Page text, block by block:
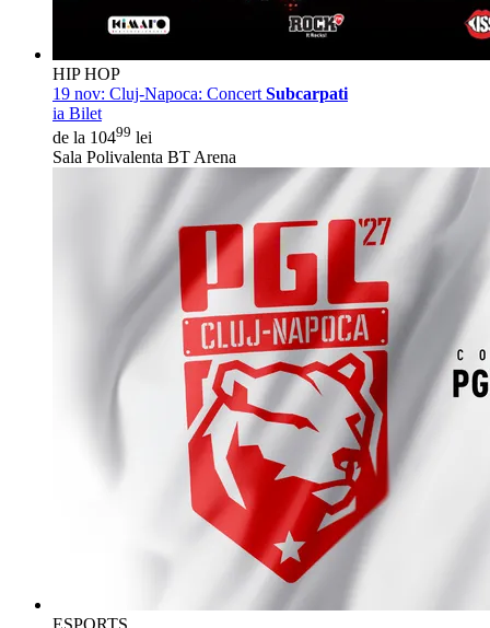
HIP HOP
19 nov: Cluj-Napoca: Concert Subcarpati
ia Bilet
de la 10499 lei
Sala Polivalenta BT Arena